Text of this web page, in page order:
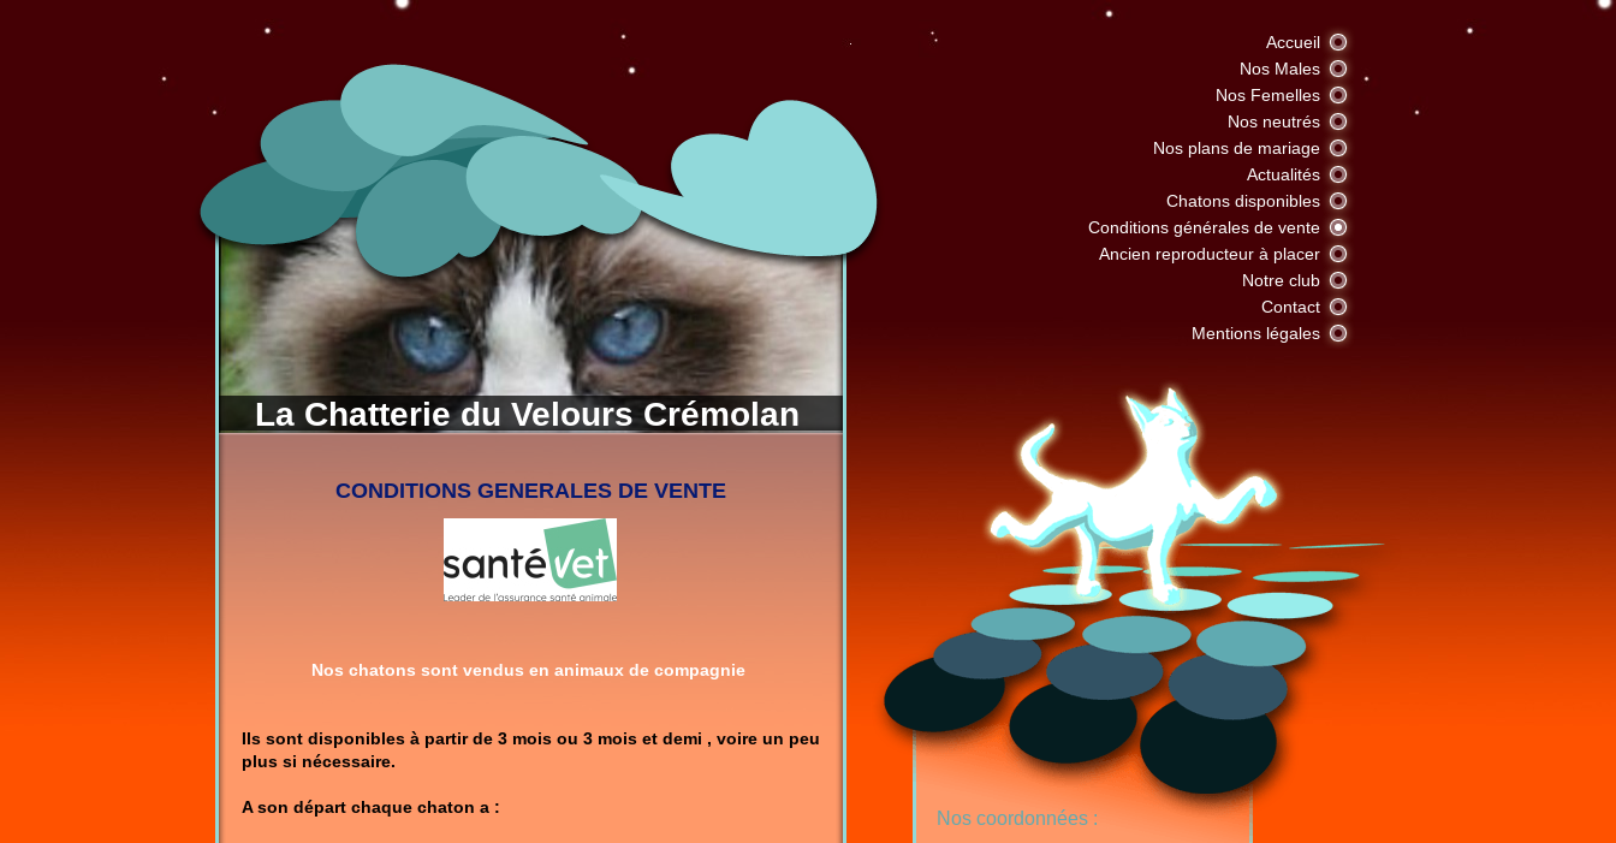
La Chatterie du Velours Crémolan
CONDITIONS GENERALES DE VENTE
Nos chatons sont vendus en animaux de compagnie
Ils sont disponibles à partir de 3 mois ou 3 mois et demi , voire un peu
plus si nécessaire.
A son départ chaque chaton a :
Accueil
Nos Males
Nos Femelles
Nos neutrés
Nos plans de mariage
Actualités
Chatons disponibles
Conditions générales de vente
Ancien reproducteur à placer
Notre club
Contact
Mentions légales
Nos coordonnées :